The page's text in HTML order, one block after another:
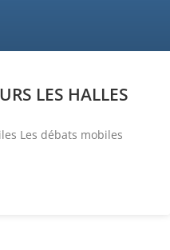
LES HALLES
Les débats mobiles